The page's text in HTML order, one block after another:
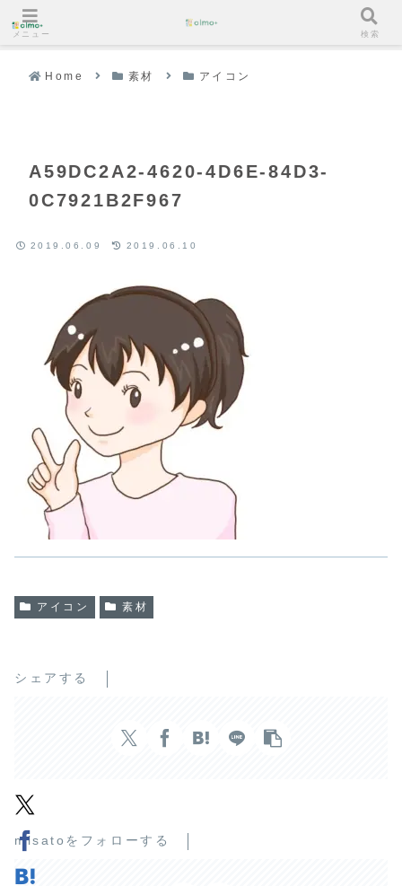
Home 素材 アイコン
A59DC2A2-4620-4D6E-84D3-
0C7921B2F967
2019.06.09 2019.06.10
アイコン 素材
シェアする
misatoをフォローする
メニュー 検索